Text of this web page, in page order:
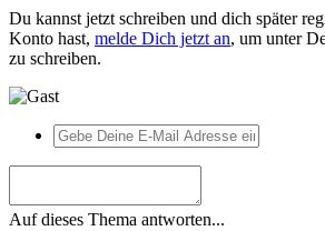
Du kannst jetzt schreiben und dich später
Konto hast, melde Dich jetzt an, um unter
zu schreiben.
Auf dieses Thema antworten...